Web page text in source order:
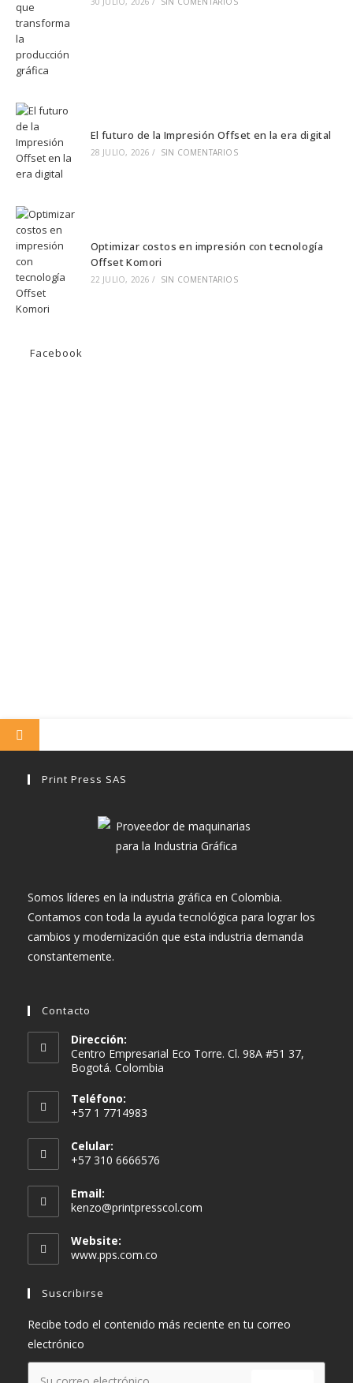
El futuro de la Impresión Offset en la era digital
28 JULIO, 2026 / SIN COMENTARIOS
Optimizar costos en impresión con tecnología
Offset Komori
22 JULIO, 2026 / SIN COMENTARIOS
Facebook
Print Press SAS
Somos líderes en la industria gráfica en Colombia.
Contamos con toda la ayuda tecnológica para lograr los
cambios y modernización que esta industria demanda
constantemente.
Contacto
Dirección:
Centro Empresarial Eco Torre. Cl. 98A #51 37,
Bogotá. Colombia
Teléfono:
+57 1 7714983
Celular:
+57 310 6666576
Email:
kenzo@printpresscol.com
Website:
www.pps.com.co
Suscribirse
Recibe todo el contenido más reciente en tu correo
electrónico